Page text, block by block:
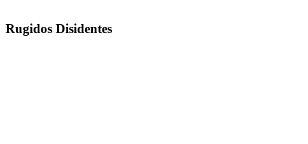
Rugidos Disidentes